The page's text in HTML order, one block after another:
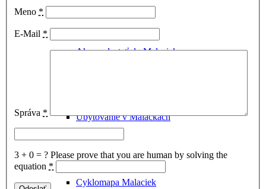
Ako sa dostať do Malaciek
Ubytovanie v Malackách
Cyklomapa Malaciek
Meno *
E-Mail *
Správa *
3 + 0 = ? Please prove that you are human by solving the
equation *